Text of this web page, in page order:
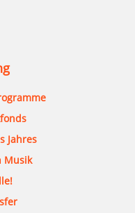
Jahres
Musik